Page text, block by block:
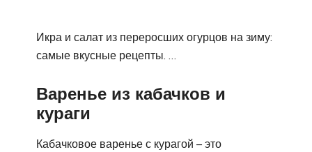
Икра и салат из переросших огурцов на зиму:
самые вкусные рецепты. …
Варенье из кабачков и
кураги
Кабачковое варенье с курагой – это